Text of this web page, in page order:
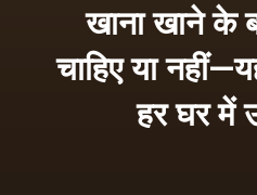
खाना खाने के
चाहिए या
हर घर में